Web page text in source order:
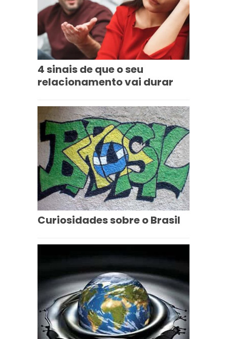
4 sinais de que o seu
relacionamento vai durar
Curiosidades sobre o Brasil